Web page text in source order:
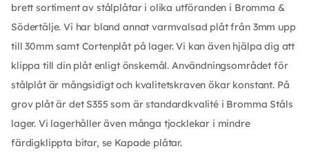
brett sortiment av stålplåtar i olika utföranden i Bromma &
Södertälje. Vi har bland annat varmvalsad plåt från 3mm upp
till 30mm samt Cortenplåt på lager. Vi kan även hjälpa dig att
klippa till din plåt enligt önskemål. Användningsområdet för
stålplåt är mångsidigt och kvalitetskraven ökar konstant. På
grov plåt är det S355 som är standardkvalité i Bromma Ståls
lager. Vi lagerhåller även många tjocklekar i mindre
färdigklippta bitar, se Kapade plåtar.